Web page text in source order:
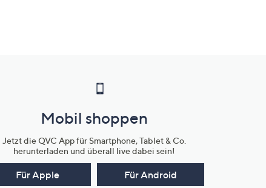
Mobil shoppen
Jetzt die QVC App für Smartphone, Tablet & Co.
herunterladen und überall live dabei sein!
Für Apple Für Android